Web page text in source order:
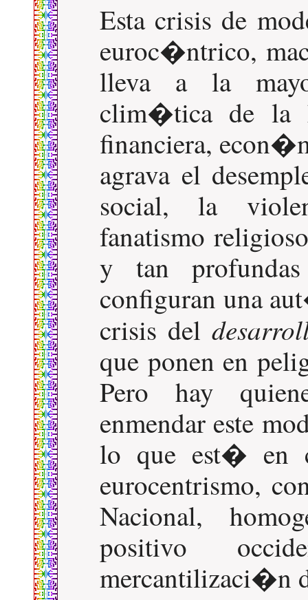
Esta crisis de
euroc�ntrico,
lleva a la
clim�tica de la
financiera,
agrava el
social, la
fanatismo
y tan
configuran una
crisis del
que ponen en
Pero hay
enmendar este
lo que est� en
eurocentrismo,
Nacional,
positivo
mercantilizaci�n